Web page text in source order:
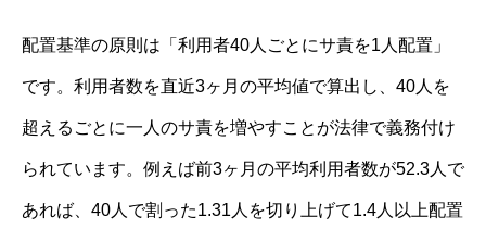
配置基準の原則は「利用者40人ごとにサ責を1人配置」
です。利用者数を直近3ヶ月の平均値で算出し、40人を
超えるごとに一人のサ責を増やすことが法律で義務付け
られています。例えば前3ヶ月の平均利用者数が52.3人で
あれば、40人で割った1.31人を切り上げて1.4人以上配置